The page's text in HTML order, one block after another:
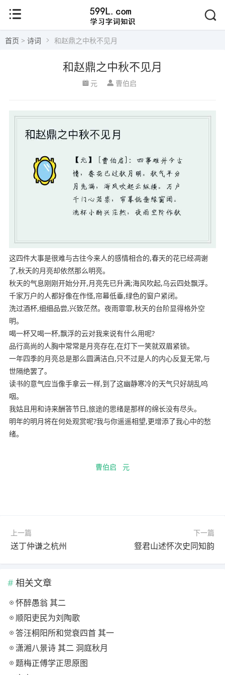
首页 > 诗词 和赵鼎之中秋不见月
和赵鼎之中秋不见月
元 曹伯启
这四件大事是很难与古往今来人的感情相合的,春天的花已经凋谢
了,秋天的月亮却依然那么明亮。
秋天的气息刚刚开始分开,月亮先已升满;海风吹起,乌云四处飘浮。
千家万户的人都好像在作怪,帘幕低垂,绿色的窗户紧闭。
洗过酒杯,细细品尝,兴致茫然。夜雨霏霏,秋天的台阶显得格外空
明。
喝一杯又喝一杯,飘浮的云对我来说有什么用呢?
品行高尚的人胸中常常是月亮存在,在灯下一笑就双眉紧锁。
一年四季的月亮总是那么圆满洁白,只不过是人的内心反复无常,与
世隔绝罢了。
读书的意气应当像手拿云一样,到了这幽静寒冷的天气只好胡乱呜
咽。
我姑且用和诗来酬答节日,旅途的思绪是那样的绵长没有尽头。
明年的明月将在何处观赏呢?我与你遥遥相望,更增添了我心中的愁
绪。
曹伯启 元
上一篇
送丁仲谦之杭州
下一篇
豋君山述怀次史同知韵
相关文章
怀醉愚翁 其二
顺阳吏民为刘陶歌
答汪桐阳所和觉衰四首 其一
潇湘八景诗 其二 洞庭秋月
题梅正傅学正思原图